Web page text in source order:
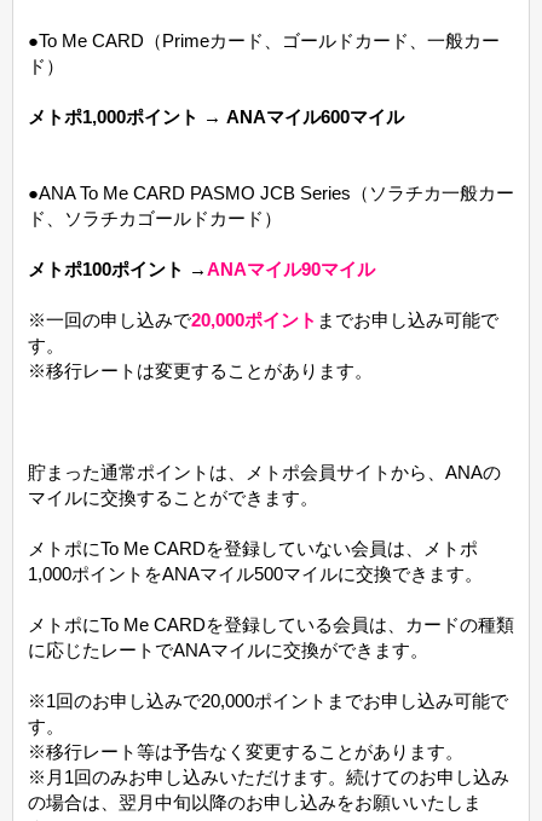
●To Me CARD（Primeカード、ゴールドカード、一般カー
ド）
メトポ1,000ポイント → ANAマイル600マイル
●ANA To Me CARD PASMO JCB Series（ソラチカ一般カー
ド、ソラチカゴールドカード）
メトポ100ポイント →ANAマイル90マイル
※一回の申し込みで20,000ポイント までお申し込み可能で
す。
※移行レートは変更することがあります。
貯まった通常ポイントは、メトポ会員サイトから、ANAの
マイルに交換することができます。
メトポにTo Me CARDを登録していない会員は、メトポ
1,000ポイントをANAマイル500マイルに交換できます。
メトポにTo Me CARDを登録している会員は、カードの種類
に応じたレートでANAマイルに交換ができます。
※1回のお申し込みで20,000ポイントまでお申し込み可能で
す。
※移行レート等は予告なく変更することがあります。
※月1回のみお申し込みいただけます。続けてのお申し込み
の場合は、翌月中旬以降のお申し込みをお願いいたしま